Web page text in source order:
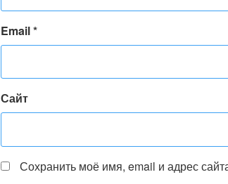
Email*
Сайт
Сохранить моё имя, email и адрес